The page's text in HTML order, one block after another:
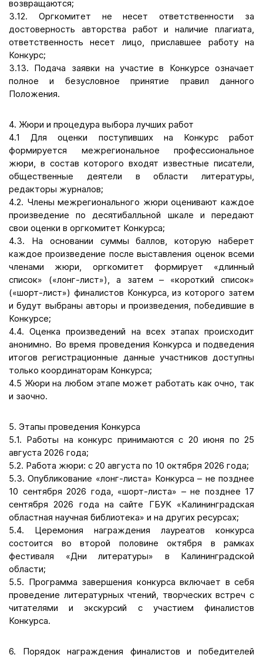
возвращаются;
3.12. Оргкомитет не несет ответственности за
достоверность авторства работ и наличие плагиата,
ответственность несет лицо, приславшее работу на
Конкурс;
3.13. Подача заявки на участие в Конкурсе означает
полное и безусловное принятие правил данного
Положения.
4. Жюри и процедура выбора лучших работ
4.1 Для оценки поступивших на Конкурс работ
формируется межрегиональное профессиональное
жюри, в состав которого входят известные писатели,
общественные деятели в области литературы,
редакторы журналов;
4.2. Члены межрегионального жюри оценивают каждое
произведение по десятибалльной шкале и передают
свои оценки в оргкомитет Конкурса;
4.3. На основании суммы баллов, которую наберет
каждое произведение после выставления оценок всеми
членами жюри, оргкомитет формирует «длинный
список» («лонг-лист»), а затем – «короткий список»
(«шорт-лист») финалистов Конкурса, из которого затем
и будут выбраны авторы и произведения, победившие в
Конкурсе;
4.4. Оценка произведений на всех этапах происходит
анонимно. Во время проведения Конкурса и подведения
итогов регистрационные данные участников доступны
только координаторам Конкурса;
4.5 Жюри на любом этапе может работать как очно, так
и заочно.
5. Этапы проведения Конкурса
5.1. Работы на конкурс принимаются с 20 июня по 25
августа 2026 года;
5.2. Работа жюри: с 20 августа по 10 октября 2026 года;
5.3. Опубликование «лонг-листа» Конкурса – не позднее
10 сентября 2026 года, «шорт-листа» – не позднее 17
сентября 2026 года на сайте ГБУК «Калининградская
областная научная библиотека» и на других ресурсах;
5.4. Церемония награждения лауреатов конкурса
состоится во второй половине октября в рамках
фестиваля «Дни литературы» в Калининградской
области;
5.5. Программа завершения конкурса включает в себя
проведение литературных чтений, творческих встреч с
читателями и экскурсий с участием финалистов
Конкурса.
6. Порядок награждения финалистов и победителей